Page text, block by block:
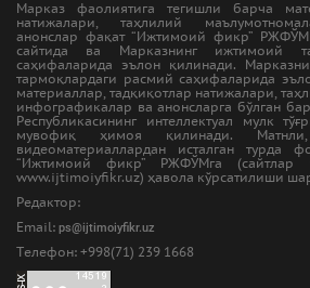
Марказ фаолиятига тегишли барча
натижалари, таҳлилий
анонслар фақат “Ижтимоий фикр”
сайтида ва Марказнинг ижтимоий
саҳифаларида эълон қилинади.
тармоқлардаги расмий саҳифаларида
материаллар, тадқиқотлар натижалари,
инфографикалар ва анонсларга бўлган
Республикасининг интеллектуал мулк
мувофиқ ҳимоя қилинади.
видеоматериаллардан исталган турда
“Ижтимоий фикр” РЖФЎМга
www.ijtimoiyfikr.uz) ҳавола кўрсатилиши
Редактор:
Email: ps@ijtimoiyfikr.uz
Tелефон: +998(71) 239 1668